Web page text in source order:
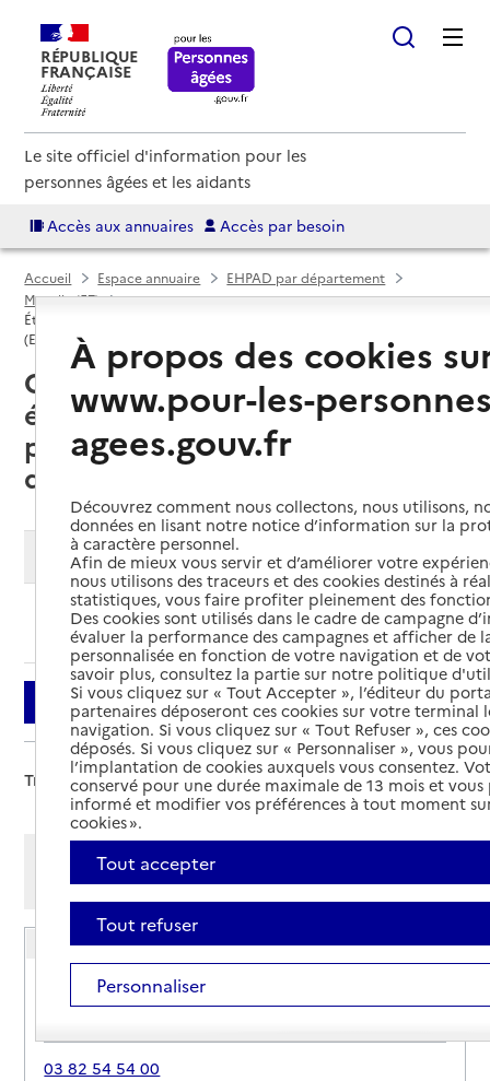
RÉPUBLIQUE
FRANÇAISE
Le site officiel d'information pour les
personnes âgées et les aidants
Accès aux annuaires Accès par besoin
Accueil Espace annuaire
EHPAD par département
Moselle (57)
Établissement d'hébergement pour personnes âgées dépendantes
(EHPAD)
Ottange (57840) : liste des
établissements d'hébergement
pour personnes âgées
dépendantes (EHPAD)
Modifier ma recherche
Ajouter cette recherche aux favoris
Filtrer
Trier par :
Afficher les résultats par:
Mode liste
Mode carte
EHPAD Résidence Le Plateau
Adresse
4 rue de Atelier
57840-Ottange
03 82 54 54 00
À propos des cookies
www.pour-les-
agees.gouv.fr
Découvrez comment nous collectons, nous utilisons,
données en lisant notre notice d’information sur la
à caractère personnel.
Afin de mieux vous servir et d’améliorer votre
nous utilisons des traceurs et des cookies destinés à
statistiques, vous faire profiter pleinement des
Des cookies sont utilisés dans le cadre de campagne
évaluer la performance des campagnes et afficher de
personnalisée en fonction de votre navigation et de
savoir plus, consultez la partie sur notre politique
Si vous cliquez sur « Tout Accepter », l’éditeur du
partenaires déposeront ces cookies sur votre terminal
navigation. Si vous cliquez sur « Tout Refuser », ces
déposés. Si vous cliquez sur « Personnaliser », vous
l’implantation de cookies auxquels vous consentez.
conservé pour une durée maximale de 13 mois et
informé et modifier vos préférences à tout moment
cookies ».
Tout accepter
Tout refuser
Personnaliser